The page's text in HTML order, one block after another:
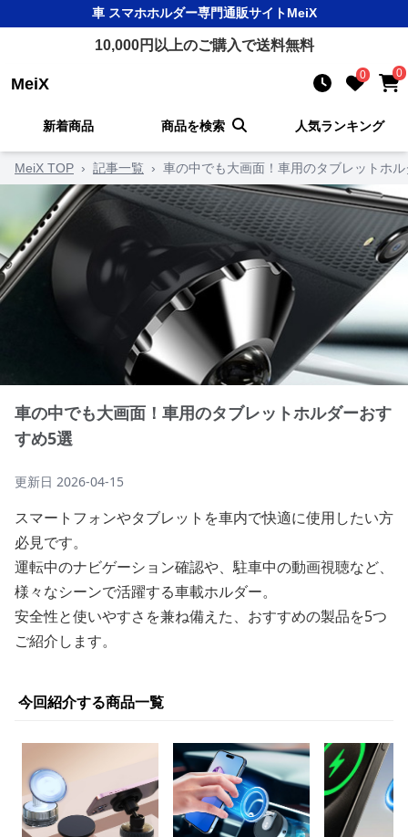
車 スマホホルダー専門通販サイトMeiX
10,000円以上のご購入で送料無料
MeiX 0 0
新着商品 商品を検索 人気ランキング
MeiX TOP › 記事一覧 › 車の中でも大画面！車用のタブレットホ
車の中でも大画面！車用のタブレットホルダーおす
すめ5選
更新日 2026-04-15
スマートフォンやタブレットを車内で快適に使用したい方
必見です。
運転中のナビゲーション確認や、駐車中の動画視聴など、
様々なシーンで活躍する車載ホルダー。
安全性と使いやすさを兼ね備えた、おすすめの製品を5つ
ご紹介します。
今回紹介する商品一覧